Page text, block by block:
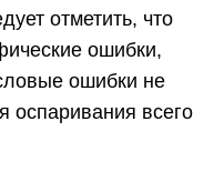
отметить, что
ошибки,
ошибки не
оспаривания всего